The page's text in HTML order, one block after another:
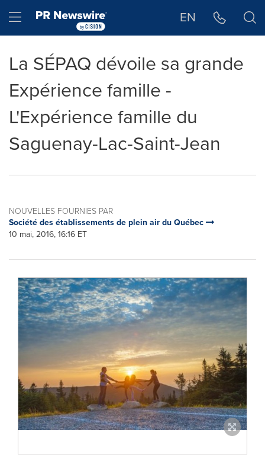
Hamburger menu EN
La SÉPAQ dévoile sa grande
Expérience famille -
L'Expérience famille du
Saguenay-Lac-Saint-Jean
NOUVELLES FOURNIES PAR
Société des établissements de plein air du Québec
10 mai, 2016, 16:16 ET